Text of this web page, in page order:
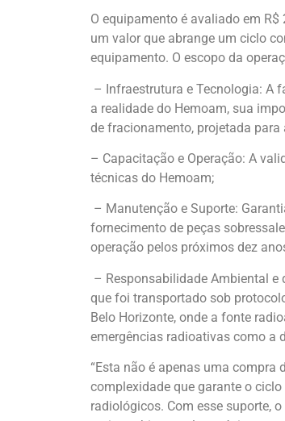
O equipamento é avaliado em
um valor que abrange um ciclo
equipamento. O escopo da
– Infraestrutura e Tecnologia: A
a realidade do Hemoam, sua
de fracionamento, projetada
– Capacitação e Operação: A
técnicas do Hemoam;
– Manutenção e Suporte:
fornecimento de peças
operação pelos próximos dez
– Responsabilidade Ambiental e
que foi transportado sob
Belo Horizonte, onde a fonte
emergências radioativas como a
“Esta não é apenas uma
complexidade que garante o
radiológicos. Com esse suporte,